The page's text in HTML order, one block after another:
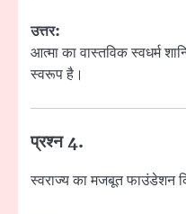
उत्तर:
आत्मा का वास्तविक स्वधर्म
स्वरूप है।
प्रश्न 4.
स्वराज्य का मजबूत फाउंडेशन